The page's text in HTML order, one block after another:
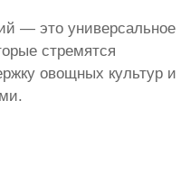
— это универсальное
стремятся
овощных культур и